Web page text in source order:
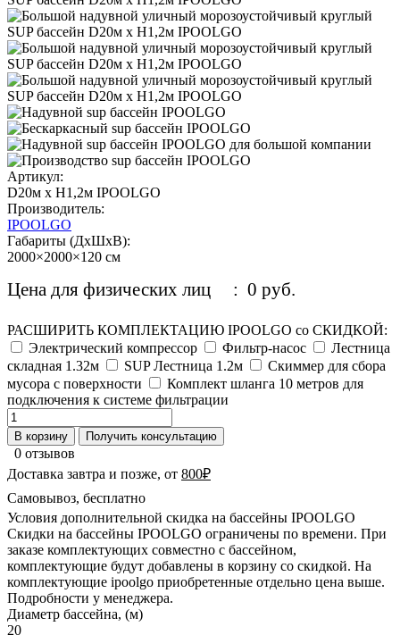
Артикул:
D20м х H1,2м IPOOLGO
Производитель:
IPOOLGO
Габариты (ДхШхВ):
2000×2000×120 см
Цена для физических лиц : 0 руб.
РАСШИРИТЬ КОМПЛЕКТАЦИЮ IPOOLGO со СКИДКОЙ:
Электрический компрессор
Фильтр-насос
Лестница
складная 1.32м
SUP Лестница 1.2м
Скиммер для сбора
мусора с поверхности
Комплект шланга 10 метров для
подключения к системе фильтрации
В корзину Получить консультацию
0 отзывов
Доставка завтра и позже, от 800₽
Самовывоз, бесплатно
Условия дополнительной скидка на бассейны IPOOLGO
Скидки на бассейны IPOOLGO ограничены по времени. При
заказе комплектующих совместно с бассейном,
комплектующие будут добавлены в корзину со скидкой. На
комплектующие ipoolgo приобретенные отдельно цена выше.
Подробности у менеджера.
Диаметр бассейна, (м)
20